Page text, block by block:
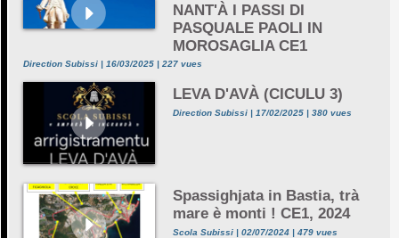
NANT'À I PASSI DI
PASQUALE PAOLI IN
MOROSAGLIA CE1
Direction Subissi | 16/03/2025 | 227 vues
LEVA D'AVÀ (CICULU 3)
Direction Subissi | 17/02/2025 | 380 vues
Spassighjata in Bastia, trà
mare è monti ! CE1, 2024
Scola Subissi | 02/07/2024 | 479 vues